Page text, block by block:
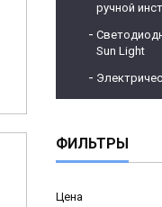
ручной
Sun Light
ФИЛЬТРЫ
Цена